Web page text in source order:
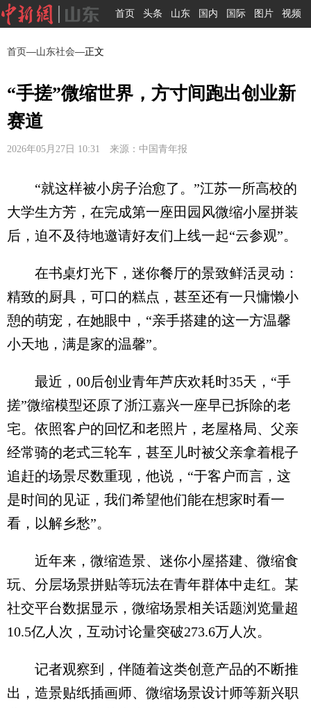
首页 头条 山东 国内 国际 图片 视频
首页—山东社会—正文
“手搓”微缩世界，方寸间跑出创业新
赛道
2026年05月27日 10:31 来源：中国青年报
“就这样被小房子治愈了。”江苏一所高校的
大学生方芳，在完成第一座田园风微缩小屋拼装
后，迫不及待地邀请好友们上线一起“云参观”。
在书桌灯光下，迷你餐厅的景致鲜活灵动：
精致的厨具，可口的糕点，甚至还有一只慵懒小
憩的萌宠，在她眼中，“亲手搭建的这一方温馨
小天地，满是家的温馨”。
最近，00后创业青年芦庆欢耗时35天，“手
搓”微缩模型还原了浙江嘉兴一座早已拆除的老
宅。依照客户的回忆和老照片，老屋格局、父亲
经常骑的老式三轮车，甚至儿时被父亲拿着棍子
追赶的场景尽数重现，他说，“于客户而言，这
是时间的见证，我们希望他们能在想家时看一
看，以解乡愁”。
近年来，微缩造景、迷你小屋搭建、微缩食
玩、分层场景拼贴等玩法在青年群体中走红。某
社交平台数据显示，微缩场景相关话题浏览量超
10.5亿人次，互动讨论量突破273.6万人次。
记者观察到，伴随着这类创意产品的不断推
出，造景贴纸插画师、微缩场景设计师等新兴职